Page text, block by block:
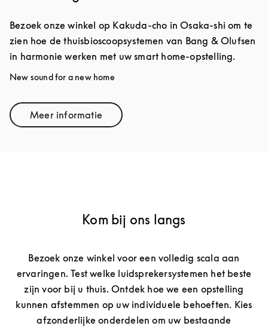
Bezoek onze winkel op Kakuda-cho in Osaka-shi om te
zien hoe de thuisbioscoopsystemen van Bang & Olufsen
in harmonie werken met uw smart home-opstelling.
New sound for a new home
Meer informatieLink Opens in New Tab
Kom bij ons langs
Bezoek onze winkel voor een volledig scala aan
ervaringen. Test welke luidsprekersystemen het beste
zijn voor bij u thuis. Ontdek hoe we een opstelling
kunnen afstemmen op uw individuele behoeften. Kies
afzonderlijke onderdelen om uw bestaande